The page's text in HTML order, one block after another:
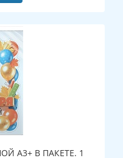
А3+ В ПАКЕТЕ. 1